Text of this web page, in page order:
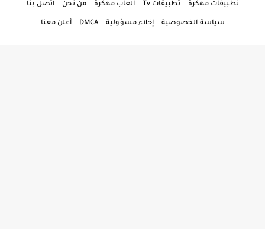
تطبيقات مهكرة تطبيقات Tv العاب مهكرة من نحن اتصل بنا
سياسة الخصوصية إخلاء مسؤولية DMCA أعلن معنا